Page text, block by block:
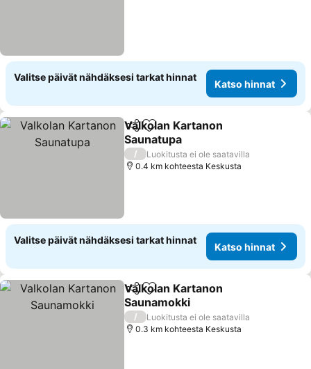
Valitse päivät nähdäksesi tarkat hinnat
Katso hinnat
Jaa Lisää suosikkeihin
Valkolan Kartanon
Saunatupa
Katso hinnat
/
Luokitusta ei ole saatavilla
0.4 km kohteesta Keskusta
Valitse päivät nähdäksesi tarkat hinnat
Katso hinnat
Jaa Lisää suosikkeihin
Valkolan Kartanon
Saunamokki
Katso hinnat
/
Luokitusta ei ole saatavilla
0.3 km kohteesta Keskusta